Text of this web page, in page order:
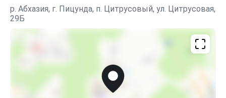
р. Абхазия, г. Пицунда, п. Цитрусовый, ул. Цитрусовая,
29Б